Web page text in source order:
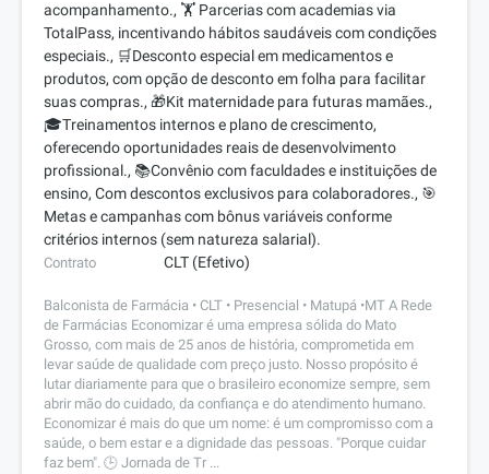
acompanhamento., 🏋️ Parcerias com academias via
TotalPass, incentivando hábitos saudáveis com condições
especiais., 🛒Desconto especial em medicamentos e
produtos, com opção de desconto em folha para facilitar
suas compras., 🎁Kit maternidade para futuras mamães.,
🎓Treinamentos internos e plano de crescimento,
oferecendo oportunidades reais de desenvolvimento
profissional., 📚Convênio com faculdades e instituições de
ensino, Com descontos exclusivos para colaboradores., 🎯
Metas e campanhas com bônus variáveis conforme
critérios internos (sem natureza salarial).
Contrato CLT (Efetivo)
Balconista de Farmácia • CLT • Presencial • Matupá •MT A Rede
de Farmácias Economizar é uma empresa sólida do Mato
Grosso, com mais de 25 anos de história, comprometida em
levar saúde de qualidade com preço justo. Nosso propósito é
lutar diariamente para que o brasileiro economize sempre, sem
abrir mão do cuidado, da confiança e do atendimento humano.
Economizar é mais do que um nome: é um compromisso com a
saúde, o bem estar e a dignidade das pessoas. "Porque cuidar
faz bem". 🕒 Jornada de Tr ...